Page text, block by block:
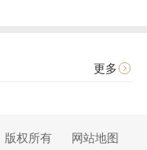
更多
版权所有 网站地图